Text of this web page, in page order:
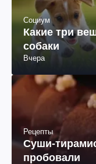
Социум
Какие три
собаки
Вчера
Рецепты
Суши-
пробовали